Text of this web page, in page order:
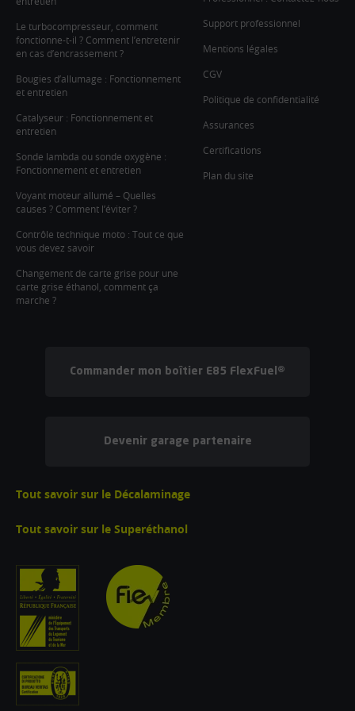
Le turbocompresseur, comment
fonctionne-t-il ? Comment l’entretenir
en cas d’encrassement ?
Bougies d’allumage : Fonctionnement
et entretien
Catalyseur : Fonctionnement et
entretien
Sonde lambda ou sonde oxygène :
Fonctionnement et entretien
Voyant moteur allumé – Quelles
causes ? Comment l’éviter ?
Contrôle technique moto : Tout ce que
vous devez savoir
Changement de carte grise pour une
carte grise éthanol, comment ça
marche ?
Support professionnel
Mentions légales
CGV
Politique de confidentialité
Assurances
Certifications
Plan du site
Commander mon boîtier E85 FlexFuel®
Devenir garage partenaire
Tout savoir sur le Décalaminage
Tout savoir sur le Superéthanol